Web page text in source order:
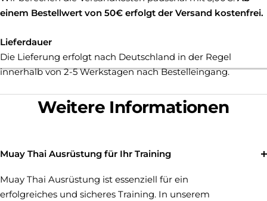
einem Bestellwert von 50€ erfolgt der Versand kostenfrei.
Lieferdauer
Die Lieferung erfolgt nach Deutschland in der Regel
innerhalb von 2-5 Werkstagen nach Bestelleingang.
Weitere Informationen
Muay Thai Ausrüstung für Ihr Training
Muay Thai Ausrüstung ist essenziell für ein
erfolgreiches und sicheres Training. In unserem